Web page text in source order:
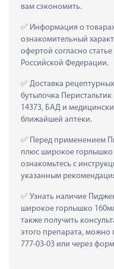
вам сэкономить.
Информация о
ознакомительный
офертой согласно
Российской Федерации.
Доставка
бутылочка
14373, БАД и
ближайшей аптеки.
Перед применением
плюс широкое горлышко
ознакомьтесь с
указанным
Узнать наличие
широкое горлышко 160мл
также получить
этого препарата, можно
777-03-03 или через